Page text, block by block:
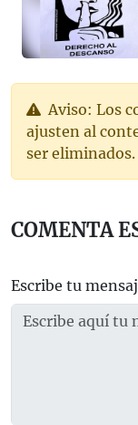
Aviso: Los
ajusten al
ser eliminados.
COMENTA
Escribe tu